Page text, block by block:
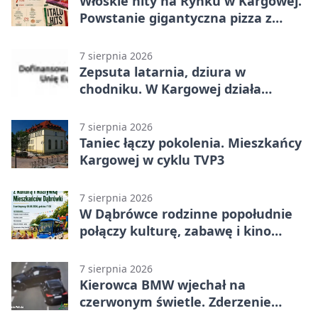
Powstanie gigantyczna pizza z
7 sierpnia 2026
Zepsuta latarnia, dziura w
chodniku. W Kargowej działa
7 sierpnia 2026
Taniec łączy pokolenia. Mieszkańcy
Kargowej w cyklu TVP3
7 sierpnia 2026
W Dąbrówce rodzinne popołudnie
połączy kulturę, zabawę i kino
7 sierpnia 2026
Kierowca BMW wjechał na
czerwonym świetle. Zderzenie